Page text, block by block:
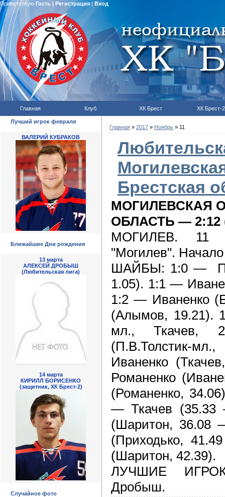
Приветствую Гость | Регистрация| Вход
Главная Клуб ХК Брест ХК Брест-2
Лучший игрок февраля
ВАЛЕРИЙ КУБРАКОВ
Ближайшие Дни рождения
13 марта
АЛЕКСЕЙ ДРОБЫШ
(Любительская лига)
14 марта
КИРИЛЛ БОРИСЕНКО
(защитник, ХК Брест-2)
Случайное фото
Главная » 2017 » Ноябрь » 11
Брестская
МОГИЛЕВСКАЯ
ОБЛАСТЬ — 2:12
МОГИЛЕВ. 11
"Могилев".
ШАЙБЫ: 1:0 —
1.05). 1:1 —
1:2 — Иваненко
(Алымов, 19.21).
мл., Ткачев,
(П.В.Толстик-
Иваненко
Романенко
(Романенко,
— Ткачев
(Шаритон, 36.08
(Приходько,
(Шаритон, 42.39).
ЛУЧШИЕ
Дробыш.